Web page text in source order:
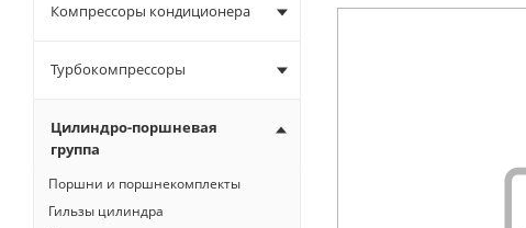
Компрессоры кондиционера
Турбокомпрессоры
Цилиндро-поршневая
группа
Поршни и поршнекомплекты
Гильзы цилиндра